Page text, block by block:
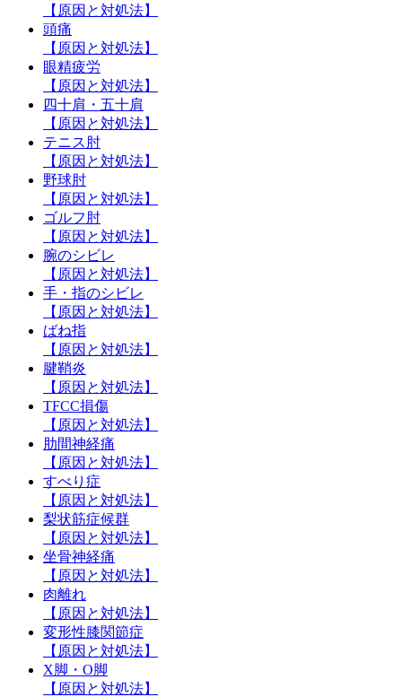
【原因と対処法】
頭痛
【原因と対処法】
眼精疲労
【原因と対処法】
四十肩・五十肩
【原因と対処法】
テニス肘
【原因と対処法】
野球肘
【原因と対処法】
ゴルフ肘
【原因と対処法】
腕のシビレ
【原因と対処法】
手・指のシビレ
【原因と対処法】
ばね指
【原因と対処法】
腱鞘炎
【原因と対処法】
TFCC損傷
【原因と対処法】
肋間神経痛
【原因と対処法】
すべり症
【原因と対処法】
梨状筋症候群
【原因と対処法】
坐骨神経痛
【原因と対処法】
肉離れ
【原因と対処法】
変形性膝関節症
【原因と対処法】
X脚・O脚
【原因と対処法】